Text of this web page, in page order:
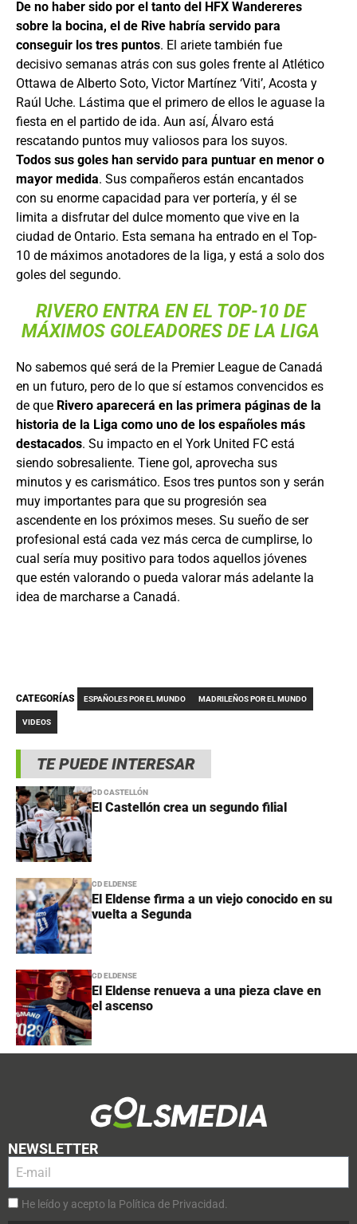
TE PUEDE INTERESAR
CD CASTELLÓN
El Castellón crea un segundo filial
CD ELDENSE
El Eldense firma a un viejo conocido en su
vuelta a Segunda
CD ELDENSE
El Eldense renueva a una pieza clave en
el ascenso
De no haber sido por el tanto del HFX Wandereres
sobre la bocina, el de Rive habría servido para
conseguir los tres puntos. El ariete también fue
decisivo semanas atrás con sus goles frente al Atlético
Ottawa de Alberto Soto, Victor Martínez ‘Viti’, Acosta y
Raúl Uche. Lástima que el primero de ellos le aguase la
fiesta en el partido de ida. Aun así, Álvaro está
rescatando puntos muy valiosos para los suyos.
Todos sus goles han servido para puntuar en menor o
mayor medida. Sus compañeros están encantados
con su enorme capacidad para ver portería, y él se
limita a disfrutar del dulce momento que vive en la
ciudad de Ontario. Esta semana ha entrado en el Top-
10 de máximos anotadores de la liga, y está a solo dos
goles del segundo.
RIVERO ENTRA EN EL TOP-10 DE
MÁXIMOS GOLEADORES DE LA LIGA
No sabemos qué será de la Premier League de Canadá
en un futuro, pero de lo que sí estamos convencidos es
de que Rivero aparecerá en las primera páginas de la
historia de la Liga como uno de los españoles más
destacados. Su impacto en el York United FC está
siendo sobresaliente. Tiene gol, aprovecha sus
minutos y es carismático. Esos tres puntos son y serán
muy importantes para que su progresión sea
ascendente en los próximos meses. Su sueño de ser
profesional está cada vez más cerca de cumplirse, lo
cual sería muy positivo para todos aquellos jóvenes
que estén valorando o pueda valorar más adelante la
idea de marcharse a Canadá.
CATEGORÍAS ESPAÑOLES POR EL MUNDO MADRILEÑOS POR EL MUNDO
VIDEOS
NEWSLETTER
He leído y acepto la Política de Privacidad.